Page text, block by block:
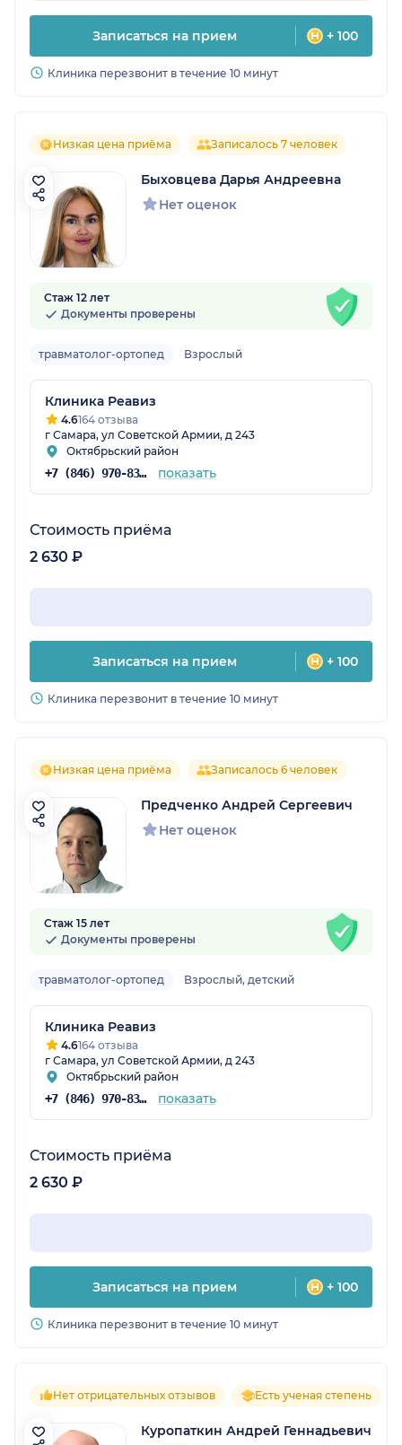
Записаться на прием + 100
Клиника перезвонит в течение 10 минут
Низкая цена приёма Записалось 7 человек
Быховцева Дарья Андреевна
Нет оценок
Стаж 12 лет
Документы проверены
травматолог-ортопед Взрослый
Клиника Реавиз
4.6164 отзыва
г Самара, ул Советской Армии, д 243
Октябрьский район
+7 (846) 970-83-16 показать
Стоимость приёма
2 630 ₽
Записаться на прием + 100
Клиника перезвонит в течение 10 минут
Низкая цена приёма Записалось 6 человек
Предченко Андрей Сергеевич
Нет оценок
Стаж 15 лет
Документы проверены
травматолог-ортопед Взрослый, детский
Клиника Реавиз
4.6164 отзыва
г Самара, ул Советской Армии, д 243
Октябрьский район
+7 (846) 970-83-16 показать
Стоимость приёма
2 630 ₽
Записаться на прием + 100
Клиника перезвонит в течение 10 минут
Нет отрицательных отзывов Есть ученая степень
Куропаткин Андрей Геннадьевич